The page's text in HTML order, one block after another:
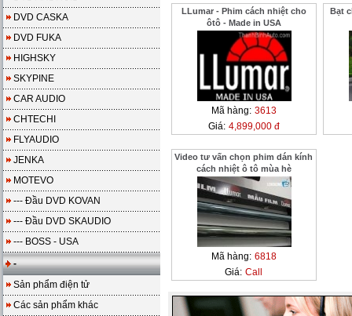
DVD CASKA
DVD FUKA
HIGHSKY
SKYPINE
CAR AUDIO
CHTECHI
FLYAUDIO
JENKA
MOTEVO
--- Đầu DVD KOVAN
--- Đầu DVD SKAUDIO
--- BOSS - USA
-
Sản phẩm điện tử
Các sản phẩm khác
LLumar - Phim cách nhiệt cho
ôtô - Made in USA
Mã hàng: 3613
Giá: 4,899,000 đ
Bạt
Video tư vấn chọn phim dán kính
cách nhiệt ô tô mùa hè
Mã hàng: 6818
Giá: Call